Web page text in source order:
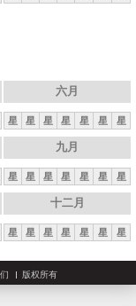
六月
星 星 星 星 星 星 星
九月
星 星 星 星 星 星 星
十二月
星 星 星 星 星 星 星
版权所有